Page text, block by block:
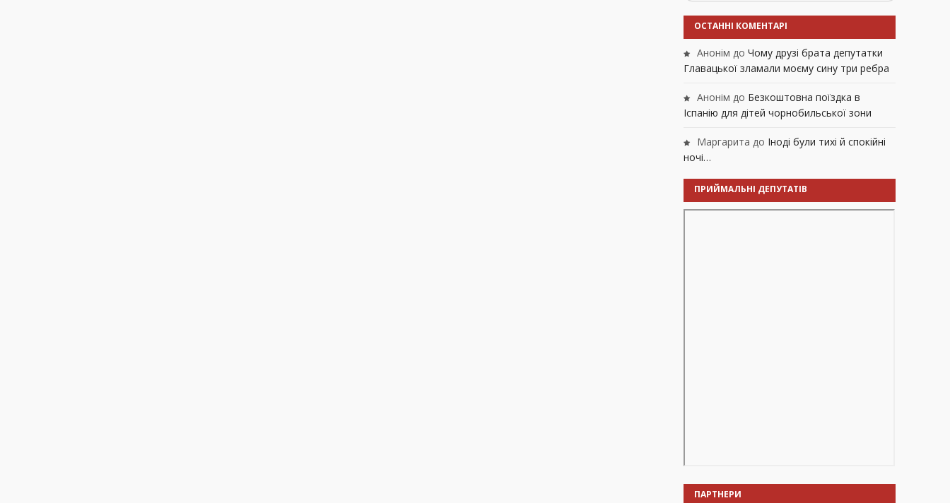
ОСТАННІ КОМЕНТАРІ
Анонім до Чому друзі брата депутатки
Главацької зламали моєму сину три ребра
Анонім до Безкоштовна поїздка в
Іспанію для дітей чорнобильської зони
Маргарита до Іноді були тихі й спокійні
ночі…
ПРИЙМАЛЬНІ ДЕПУТАТІВ
ПАРТНЕРИ